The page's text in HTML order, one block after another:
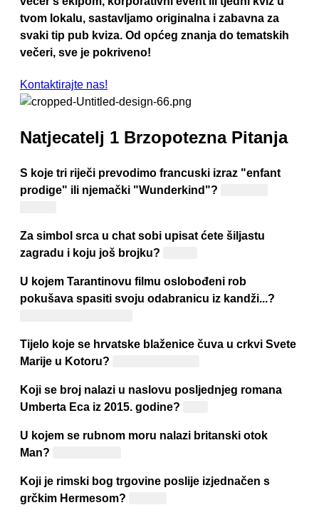
tvom lokalu, sastavljamo originalna i zabavna za
svaki tip pub kviza. Od općeg znanja do tematskih
večeri, sve je pokriveno!
Kontaktirajte nas!
Natjecatelj 1 Brzopotezna Pitanja
S koje tri riječi prevodimo francuski izraz "enfant
prodige" ili njemački "Wunderkind"?
Za simbol srca u chat sobi upisat ćete šiljastu
zagradu i koju još brojku?
U kojem Tarantinovu filmu oslobođeni rob
pokušava spasiti svoju odabranicu iz kandži...?
Tijelo koje se hrvatske blaženice čuva u crkvi Svete
Marije u Kotoru?
Koji se broj nalazi u naslovu posljednjeg romana
Umberta Eca iz 2015. godine?
U kojem se rubnom moru nalazi britanski otok
Man?
Koji je rimski bog trgovine poslije izjednačen s
grčkim Hermesom?